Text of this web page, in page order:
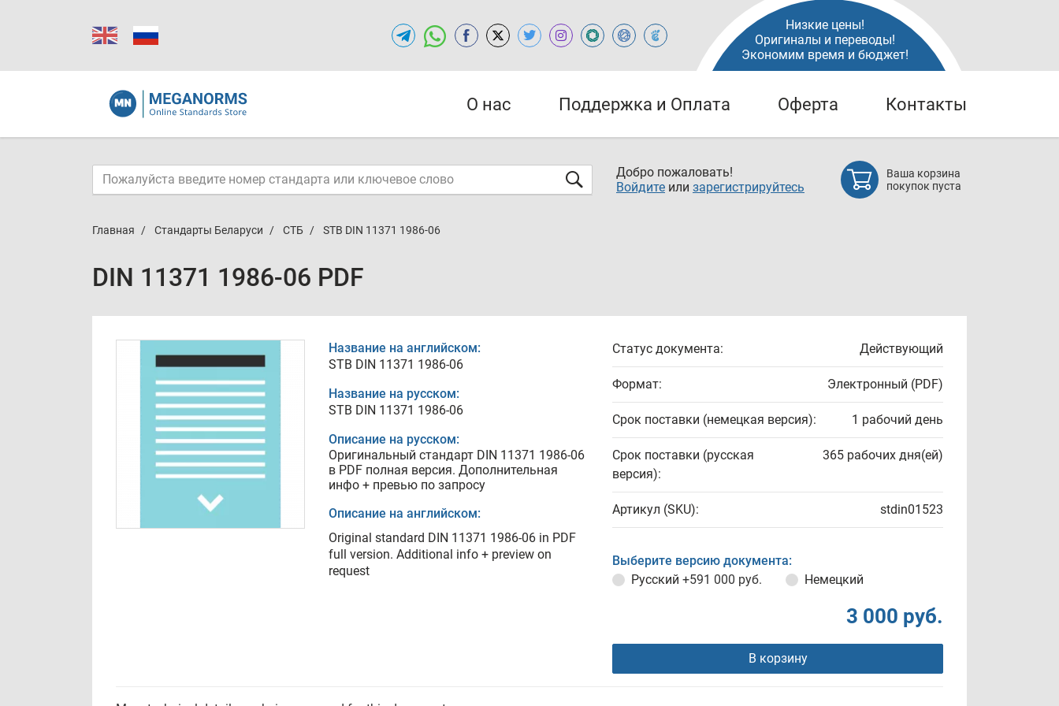
Низкие цены!
Оригиналы и переводы!
Экономим время и бюджет!
О нас Поддержка и Оплата Оферта Контакты
Добро пожаловать!
Войдите или зарегистрируйтесь
Ваша корзина
покупок пуста
Главная Стандарты Беларуси СТБ STB DIN 11371 1986-06
DIN 11371 1986-06 PDF
Название на английском:
STB DIN 11371 1986-06
Название на русском:
STB DIN 11371 1986-06
Описание на русском:
Оригинальный стандарт DIN 11371 1986-06
в PDF полная версия. Дополнительная
инфо + превью по запросу
Описание на английском:
Original standard DIN 11371 1986-06 in PDF
full version. Additional info + preview on
request
Статус документа: Действующий
Формат: Электронный (PDF)
Срок поставки (немецкая версия): 1 рабочий день
Срок поставки (русская
версия):
365 рабочих дня(ей)
Артикул (SKU): stdin01523
Выберите версию документа:
Русский +591 000 руб. Немецкий
3 000 руб.
В корзину